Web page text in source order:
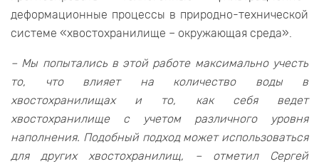
деформационные процессы в природно-технической
системе «хвостохранилище – окружающая среда».
– Мы попытались в этой работе максимально учесть
то, что влияет на количество воды в
хвостохранилищах и то, как себя ведет
хвостохранилище с учетом различного уровня
наполнения. Подобный подход может использоваться
для других хвостохранилищ, – отметил Сергей